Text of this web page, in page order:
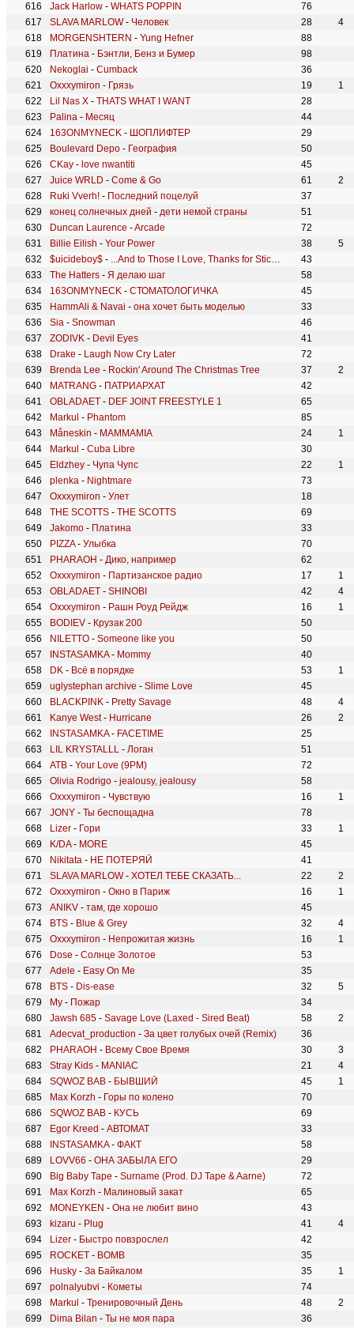
Jack Harlow - WHATS POPPIN
76
SLAVA MARLOW- Человек 28
4
MORGENSHTERN - Yung Hefner
88
Платина - Бэнтли, Бенз и Бумер
98
Nekoglai - Cumback
36
Oxxxymiron - Грязь 19
1
Lil Nas X - THATS WHAT I WANT
28
Palina - Месяц
44
163ONMYNECK - ШОПЛИФТЕР
29
Boulevard Depo - География
50
CKay - love nwantiti
45
Juice WRLD - Come & Go 61
2
Ruki Vverh! - Последний поцелуй
37
конец солнечных дней - дети немой страны
51
Duncan Laurence -Arcade
72
Billie Eilish - Your Power 38
5
$uicideboy$ - ...And to Those I Love, Thanks for Sticking Around
43
The Hatters - Я делаю шаг
58
163ONMYNECK - СТОМАТОЛОГИЧКА
45
HammAli & Navai - она хочет быть моделью
33
Sia - Snowman
46
ZODIVK - Devil Eyes
41
Drake - Laugh Now Cry Later
72
Brenda Lee - Rockin' Around The Christmas Tree 37
2
MATRANG - ПАТРИАРХАТ
42
OBLADAET - DEF JOINT FREESTYLE 1
65
Markul - Phantom
85
Måneskin - MAMMAMIA 24
1
Markul - Cuba Libre
30
Eldzhey - Чупа Чупс 22
1
plenka - Nightmare
73
Oxxxymiron - Улет
18
THE SCOTTS - THE SCOTTS
69
Jakomo - Платина
33
PIZZA- Улыбка
70
PHARAOH - Дико, например
62
Oxxxymiron - Партизанское радио 17
1
OBLADAET - SHINOBI 42
4
Oxxxymiron - Рашн Роуд Рейдж 16
1
BODIEV - Крузак 200
50
NILETTO - Someone like you
50
INSTASAMKA- Mommy
40
DK - Всё в порядке 53
1
uglystephan archive - Slime Love
45
BLACKPINK - Pretty Savage 48
4
Kanye West- Hurricane 26
2
INSTASAMKA- FACETIME
25
LIL KRYSTALLL - Логан
51
ATB - Your Love (9PM)
72
Olivia Rodrigo - jealousy, jealousy
58
Oxxxymiron - Чувствую 16
1
JONY - Ты беспощадна
78
Lizer - Гори 33
1
K/DA- MORE
45
Nikitata - НЕ ПОТЕРЯЙ
41
SLAVA MARLOW- ХОТЕЛ ТЕБЕ СКАЗАТЬ... 22
2
Oxxxymiron - Окно в Париж 16
1
ANIKV - там, где хорошо
45
BTS - Blue & Grey 32
4
Oxxxymiron - Непрожитая жизнь 16
1
Dose - Солнце Золотое
53
Adele - Easy On Me
35
BTS - Dis-ease 32
5
My - Пожар
34
Jawsh 685 - Savage Love (Laxed - Sired Beat) 58
2
Adecvat_production - За цвет голубых очей (Remix)
36
PHARAOH - Всему Свое Время 30
3
Stray Kids - MANIAC 21
4
SQWOZ BAB - БЫВШИЙ 45
1
Max Korzh - Горы по колено
70
SQWOZ BAB - КУСЬ
69
Egor Kreed - АВТОМАТ
33
INSTASAMKA- ФАКТ
58
LOVV66 - ОНА ЗАБЫЛА ЕГО
29
Big Baby Tape - Surname (Prod. DJ Tape & Aarne)
72
Max Korzh - Малиновый закат
65
MONEYKEN - Она не любит вино
43
kizaru - Plug 41
4
Lizer - Быстро повзрослел
42
ROCKET - BOMB
35
Husky - За Байкалом 35
1
polnalyubvi - Кометы
74
Markul - Тренировочный День 48
2
Dima Bilan - Ты не моя пара 36